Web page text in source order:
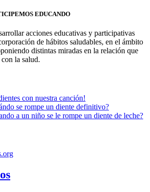
EDUCANDO
acciones educativas y participativas
de hábitos saludables, en el ámbito
distintas miradas en la relación que
con la salud.
con nuestra canción!
se rompe un diente definitivo?
a un niño se le rompe un diente de leche?